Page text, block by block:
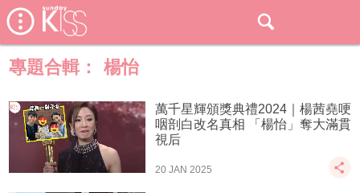
專題合輯： 楊怡
萬千星輝頒獎典禮2024｜楊茜堯哽
咽剖白改名真相 「楊怡」奪大滿貫
視后
20 JAN 2025